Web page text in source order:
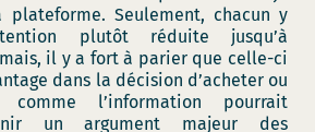
plateforme. Seulement, chacun y
plutôt réduite jusqu’à
il y a fort à parier que celle-ci
dans la décision d’acheter ou
l’information pourrait
un argument majeur des